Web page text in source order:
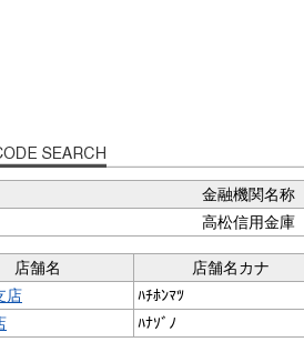
金融機関名称
高松信用金庫
店舗名
店舗名カナ
店
ﾊﾁﾎﾝﾏﾂ
ﾊﾅｿﾞﾉ